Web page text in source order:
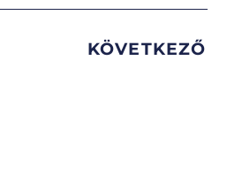
KÖVETKEZŐ